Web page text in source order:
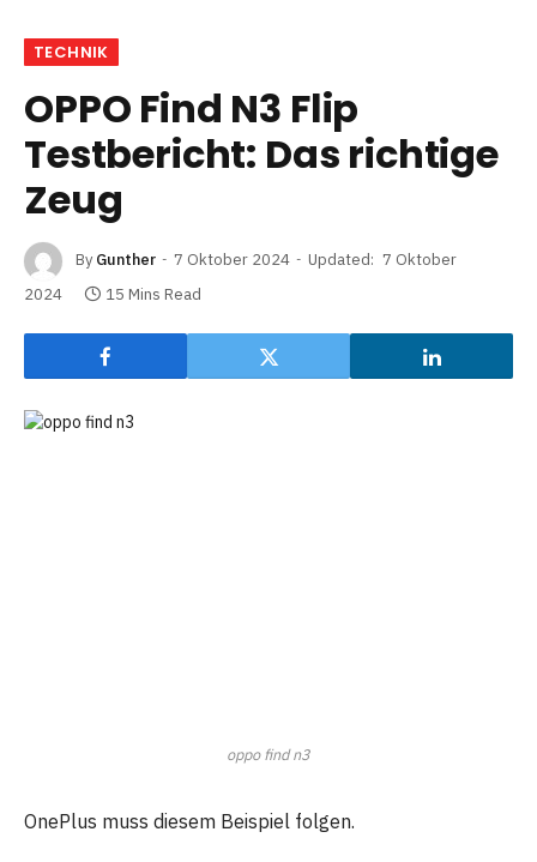
TECHNIK
OPPO Find N3 Flip
Testbericht: Das richtige
Zeug
By Gunther 7 Oktober 2024 Updated: 7 Oktober
2024
15 Mins Read
oppo find n3
OnePlus muss diesem Beispiel folgen.